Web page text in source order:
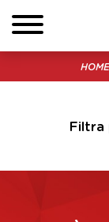
HOME
Filtra